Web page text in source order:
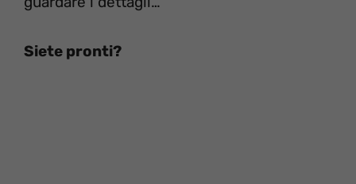
Siete pronti?